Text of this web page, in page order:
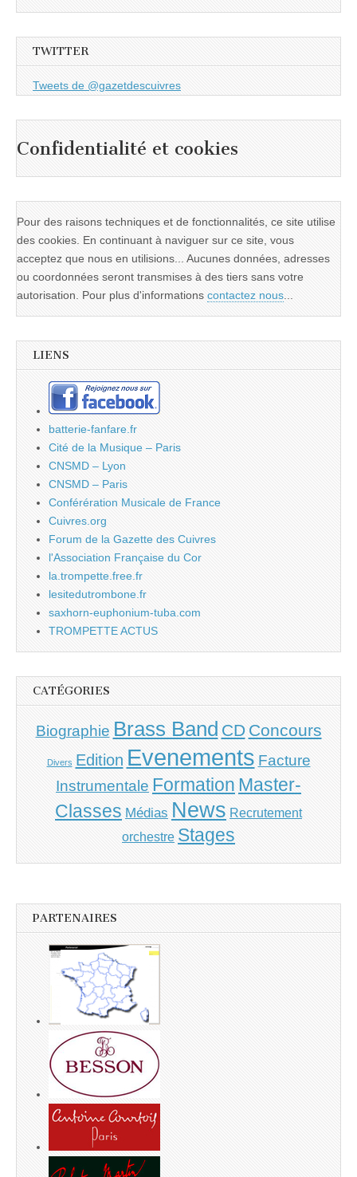
TWITTER
Tweets de @gazetdescuivres
Confidentialité et cookies
Pour des raisons techniques et de fonctionnalités, ce site utilise
des cookies. En continuant à naviguer sur ce site, vous
acceptez que nous en utilisions... Aucunes données, adresses
ou coordonnées seront transmises à des tiers sans votre
autorisation. Pour plus d'informations contactez nous
LIENS
batterie-fanfare.fr
Cité de la Musique – Paris
CNSMD – Lyon
CNSMD – Paris
Conférération Musicale de France
Cuivres.org
Forum de la Gazette des Cuivres
l'Association Française du Cor
la.trompette.free.fr
lesitedutrombone.fr
saxhorn-euphonium-tuba.com
TROMPETTE ACTUS
CATÉGORIES
Biographie Brass Band CD Concours
Divers Edition Evenements Facture
Instrumentale Formation Master-
Classes Médias News Recrutement
orchestre Stages
PARTENAIRES